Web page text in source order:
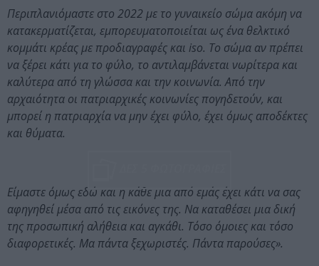
Περιπλανιόμαστε στο 2022 με το γυναικείο σώμα ακόμη να
κατακερματίζεται, εμπορευματοποιείται ως ένα θελκτικό
κομμάτι κρέας με προδιαγραφές και iso. Το σώμα αν πρέπει
να ξέρει κάτι για το φύλο, το αντιλαμβάνεται νωρίτερα και
καλύτερα από τη γλώσσα και την κοινωνία. Από την
αρχαιότητα οι πατριαρχικές κοινωνίες πογηδετούν, και
μπορεί η πατριαρχία να μην έχει φύλο, έχει όμως αποδέκτες
και θύματα.
Είμαστε όμως εδώ και η κάθε μια από εμάς έχει κάτι να σας
αφηγηθεί μέσα από τις εικόνες της. Να καταθέσει μια δική
της προσωπική αλήθεια και αγκάθι. Τόσο όμοιες και τόσο
διαφορετικές. Μα πάντα ξεχωριστές. Πάντα παρούσες».